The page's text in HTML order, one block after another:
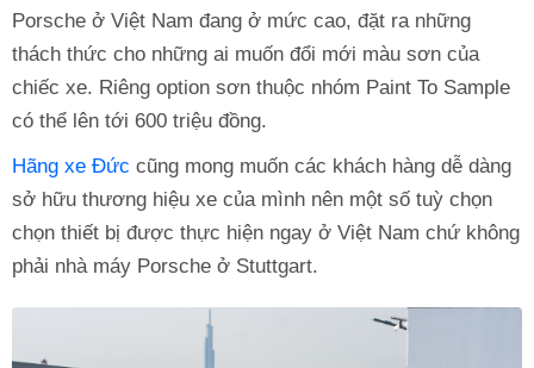
Porsche ở Việt Nam đang ở mức cao, đặt ra những
thách thức cho những ai muốn đổi mới màu sơn của
chiếc xe. Riêng option sơn thuộc nhóm Paint To Sample
có thể lên tới 600 triệu đồng.
Hãng xe Đức cũng mong muốn các khách hàng dễ dàng
sở hữu thương hiệu xe của mình nên một số tuỳ chọn
chọn thiết bị được thực hiện ngay ở Việt Nam chứ không
phải nhà máy Porsche ở Stuttgart.